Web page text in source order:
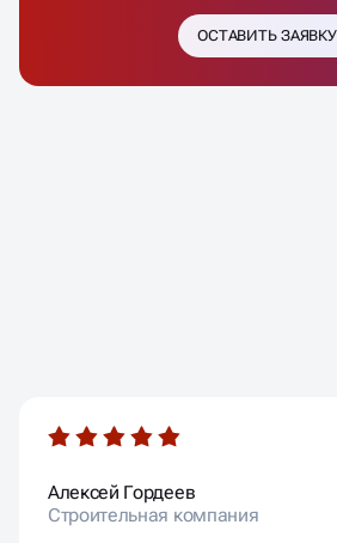
ОСТАВИТЬ ЗАЯВКУ
Алексей Гордеев
Строительная компания